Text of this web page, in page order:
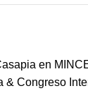
en
& Congreso